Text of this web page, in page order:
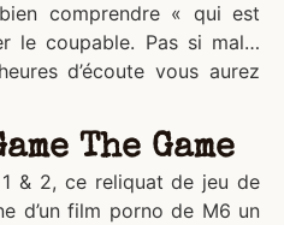
comprendre « qui est
le coupable. Pas si mal…
d’écoute vous aurez
The Game
& 2, ce reliquat de jeu de
d’un film porno de M6 un